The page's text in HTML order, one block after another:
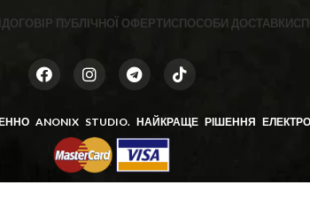
ДОГОВІР ПУБЛІЧНОЇ ОФЕРТИСПОСОБИ ДОСТАВКИ
ANONIX STUDIO. НАЙКРАЩЕ РІШЕННЯ